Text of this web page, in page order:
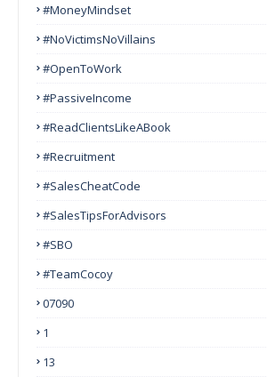
#MoneyMindset
#NoVictimsNoVillains
#OpenToWork
#PassiveIncome
#ReadClientsLikeABook
#Recruitment
#SalesCheatCode
#SalesTipsForAdvisors
#SBO
#TeamCocoy
07090
1
13